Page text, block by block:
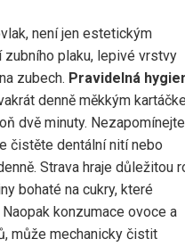
není jen estetickým
plaku, lepivé vrstvy
zubech. Pravidelná
denně měkkým
dvě minuty. Nezapomínejte
čistěte dentální nití nebo
Strava hraje důležitou
bohaté na cukry, které
konzumace ovoce a
může mechanicky čistit